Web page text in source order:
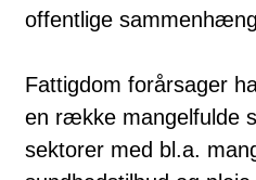
offentlige
Fattigdom forårsager
en række mangelfulde
sektorer med bl.a.